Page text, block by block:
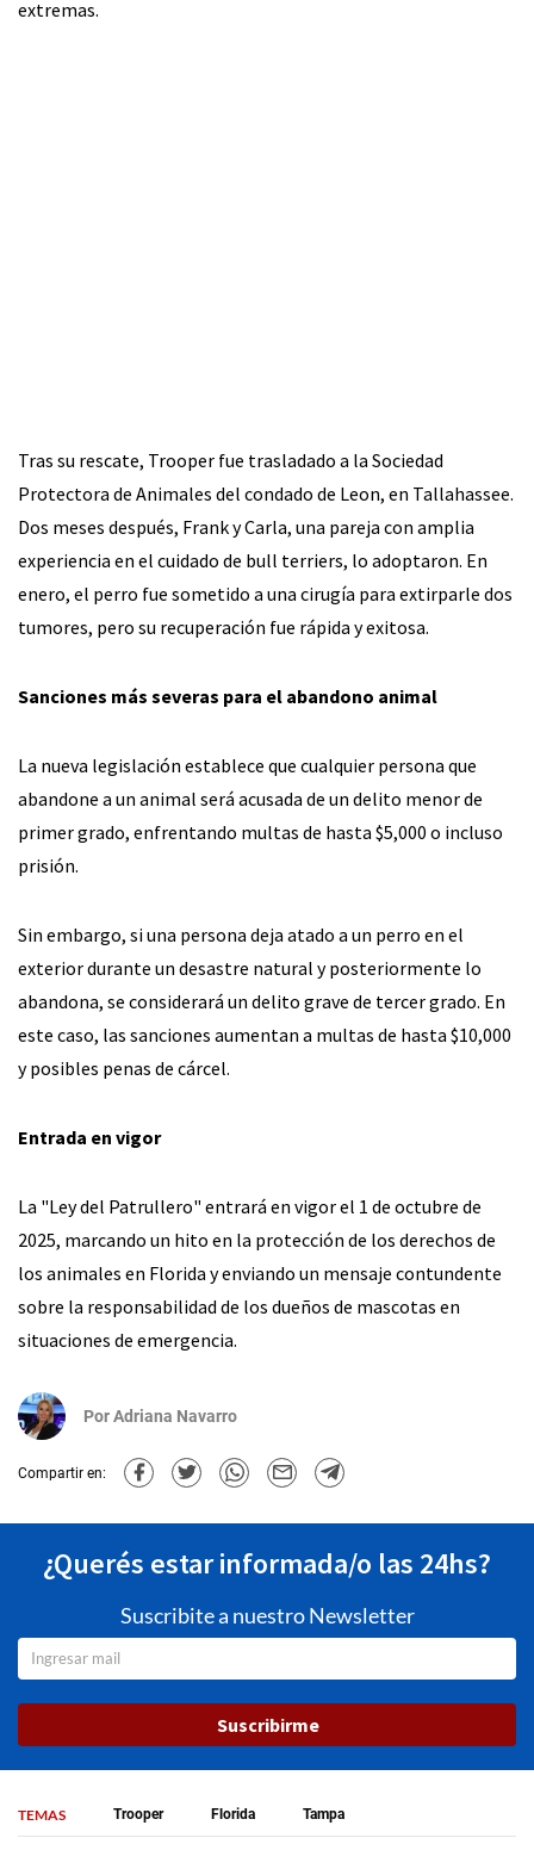
extremas.
Tras su rescate, Trooper fue trasladado a la Sociedad
Protectora de Animales del condado de Leon, en Tallahassee.
Dos meses después, Frank y Carla, una pareja con amplia
experiencia en el cuidado de bull terriers, lo adoptaron. En
enero, el perro fue sometido a una cirugía para extirparle dos
tumores, pero su recuperación fue rápida y exitosa.
Sanciones más severas para el abandono animal
La nueva legislación establece que cualquier persona que
abandone a un animal será acusada de un delito menor de
primer grado, enfrentando multas de hasta $5,000 o incluso
prisión.
Sin embargo, si una persona deja atado a un perro en el
exterior durante un desastre natural y posteriormente lo
abandona, se considerará un delito grave de tercer grado. En
este caso, las sanciones aumentan a multas de hasta $10,000
y posibles penas de cárcel.
Entrada en vigor
La "Ley del Patrullero" entrará en vigor el 1 de octubre de
2025, marcando un hito en la protección de los derechos de
los animales en Florida y enviando un mensaje contundente
sobre la responsabilidad de los dueños de mascotas en
situaciones de emergencia.
PorAdriana Navarro
Compartir en:
¿Querés estar informada/o las 24hs?
Suscribite a nuestro Newsletter
Suscribirme
TEMAS Trooper Florida Tampa